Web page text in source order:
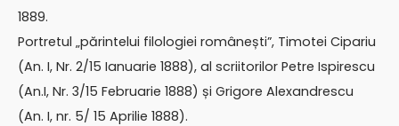
1889.
Portretul „părintelui filologiei românești”, Timotei Cipariu
(An. I, Nr. 2/15 Ianuarie 1888), al scriitorilor Petre Ispirescu
(An.I, Nr. 3/15 Februarie 1888) și Grigore Alexandrescu
(An. I, nr. 5/ 15 Aprilie 1888).